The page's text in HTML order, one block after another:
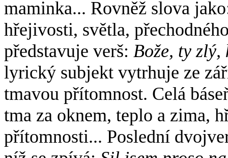
maminka... Rovněž slova
hřejivosti, světla,
představuje verš: Bože, ty
lyrický subjekt vytrhuje ze
tmavou přítomnost. Celá
tma za oknem, teplo a zima,
přítomnosti... Poslední